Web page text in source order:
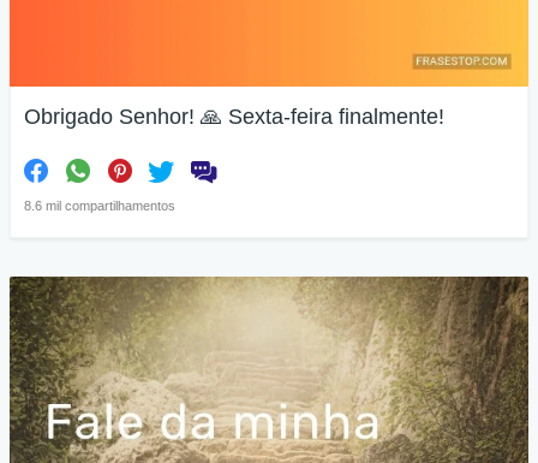
Obrigado Senhor! 🙏 Sexta-feira finalmente!
8.6 mil compartilhamentos